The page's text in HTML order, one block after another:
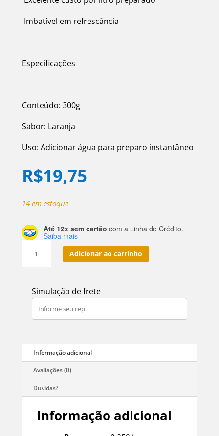
Imbatível em refrescância
Especificações
Conteúdo: 300g
Sabor: Laranja
Uso: Adicionar água para preparo instantâneo
R$19,75
14 em estoque
Até 12x sem cartão com a Linha de Crédito.
Saiba mais
Brassuk
Laranja
300g
Economico
quantidade
Adicionar ao carrinho
Simulação de frete
Informação adicional